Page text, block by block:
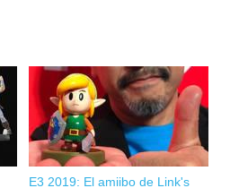
E3 2019: El amiibo de Link's